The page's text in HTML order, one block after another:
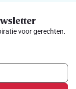
voor gerechten.